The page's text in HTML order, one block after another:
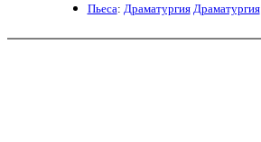
Пьеса: Драматургия Драматургия